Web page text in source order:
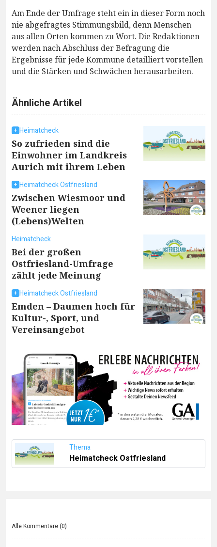
Am Ende der Umfrage steht ein in dieser Form noch
nie abgefragtes Stimmungsbild, denn Menschen
aus allen Orten kommen zu Wort. Die Redaktionen
werden nach Abschluss der Befragung die
Ergebnisse für jede Kommune detailliert vorstellen
und die Stärken und Schwächen herausarbeiten.
Ähnliche Artikel
Heimatcheck
So zufrieden sind die
Einwohner im Landkreis
Aurich mit ihrem Leben
Heimatcheck Ostfriesland
Zwischen Wiesmoor und
Weener liegen
(Lebens)Welten
Heimatcheck
Bei der großen
Ostfriesland-Umfrage
zählt jede Meinung
Heimatcheck Ostfriesland
Emden – Daumen hoch für
Kultur-, Sport, und
Vereinsangebot
Thema
Heimatcheck Ostfriesland
Alle Kommentare (0)